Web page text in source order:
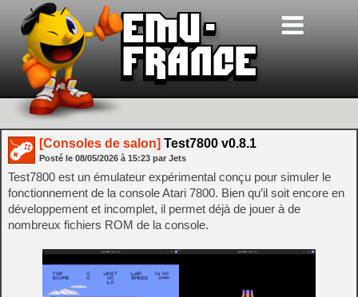
[Consoles de salon] Test7800 v0.8.1
Posté le 08/05/2026 à 15:23 par Jets
Test7800 est un émulateur expérimental conçu pour simuler le
fonctionnement de la console Atari 7800. Bien qu’il soit encore en
développement et incomplet, il permet déjà de jouer à de
nombreux fichiers ROM de la console.